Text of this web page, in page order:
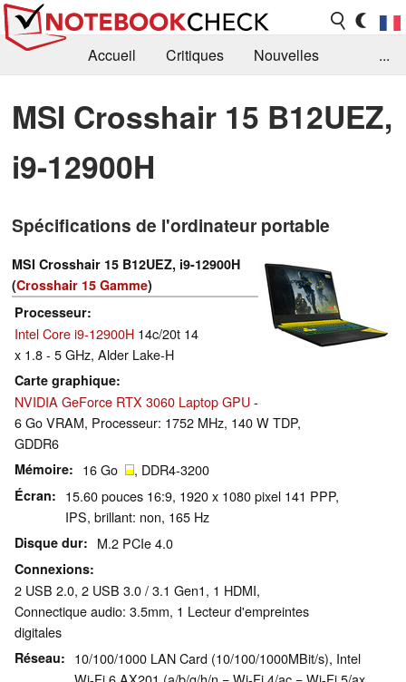
Accueil Critiques
Nouvelles
Recherche
Contact
...
MSI Crosshair 15 B12UEZ,
i9-12900H
Spécifications de l'ordinateur portable
MSI Crosshair 15 B12UEZ, i9-12900H
(Crosshair 15 Gamme)
Processeur
Intel Core i9-12900H 14c/20t 14
x 1.8 - 5 GHz, Alder Lake-H
Carte graphique
NVIDIA GeForce RTX 3060 Laptop GPU-
6 Go VRAM, Processeur: 1752 MHz, 140 W TDP,
GDDR6
Mémoire 16 Go , DDR4-3200
Écran
15.60 pouces 16:9, 1920 x 1080 pixel 141 PPP,
IPS, brillant: non, 165 Hz
Disque dur M.2 PCIe 4.0
Connexions
2 USB 2.0, 2 USB 3.0 / 3.1 Gen1, 1 HDMI,
Connectique audio: 3.5mm, 1 Lecteur d'empreintes
digitales
Réseau
10/100/1000 LAN Card (10/100/1000MBit/s), Intel